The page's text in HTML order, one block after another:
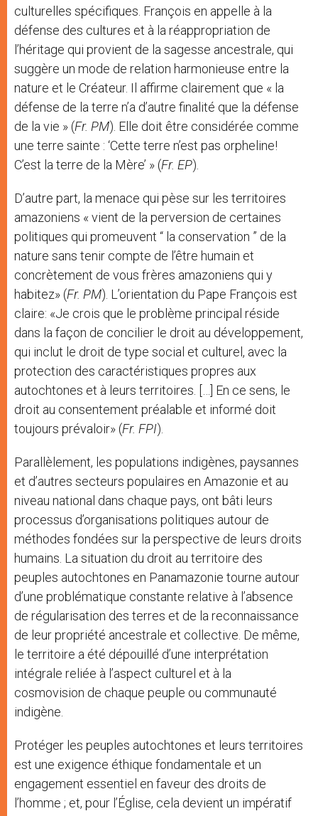
culturelles spécifiques. François en appelle à la
défense des cultures et à la réappropriation de
l’héritage qui provient de la sagesse ancestrale, qui
suggère un mode de relation harmonieuse entre la
nature et le Créateur. Il affirme clairement que « la
défense de la terre n’a d’autre finalité que la défense
de la vie » (Fr. PM). Elle doit être considérée comme
une terre sainte : ‘Cette terre n’est pas orpheline!
C’est la terre de la Mère’ » (Fr. EP).
D’autre part, la menace qui pèse sur les territoires
amazoniens « vient de la perversion de certaines
politiques qui promeuvent “ la conservation ” de la
nature sans tenir compte de l’être humain et
concrètement de vous frères amazoniens qui y
habitez» (Fr. PM). L’orientation du Pape François est
claire: «Je crois que le problème principal réside
dans la façon de concilier le droit au développement,
qui inclut le droit de type social et culturel, avec la
protection des caractéristiques propres aux
autochtones et à leurs territoires. […] En ce sens, le
droit au consentement préalable et informé doit
toujours prévaloir» (Fr. FPI).
Parallèlement, les populations indigènes, paysannes
et d’autres secteurs populaires en Amazonie et au
niveau national dans chaque pays, ont bâti leurs
processus d’organisations politiques autour de
méthodes fondées sur la perspective de leurs droits
humains. La situation du droit au territoire des
peuples autochtones en Panamazonie tourne autour
d’une problématique constante relative à l’absence
de régularisation des terres et de la reconnaissance
de leur propriété ancestrale et collective. De même,
le territoire a été dépouillé d’une interprétation
intégrale reliée à l’aspect culturel et à la
cosmovision de chaque peuple ou communauté
indigène.
Protéger les peuples autochtones et leurs territoires
est une exigence éthique fondamentale et un
engagement essentiel en faveur des droits de
l’homme ; et, pour l’Église, cela devient un impératif